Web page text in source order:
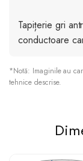
Tapițerie gri
conductoare
*Notă: Imaginile au
tehnice descrise.